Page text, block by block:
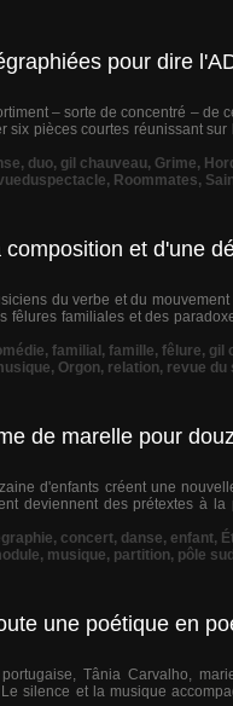
pour dire
– sorte de concentré – de
six pièces courtes réunissant
, duo, gil chauveau, Grime,
, Roommates,
et d'une
du verbe et du
fêlures familiales et des
, familial , famille, fêlure, gil
, Orgon, relation, revue du
de marelle pour
d'enfants créent une
deviennent des prétextes à
, concert, danse, enfant,
, musique, partition, pôle sud
une poétique en
Tânia Carvalho,
silence et la musique